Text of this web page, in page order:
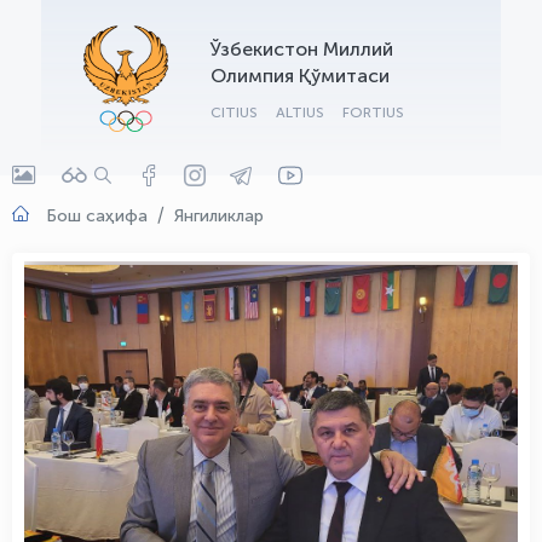
Ўзбекистон Миллий
Олимпия Қўмитаси
CITIUS ALTIUS FORTIUS
Бош саҳифа Янгиликлар
OLYMPCHIK AI - yordamchi
Онлайн · olympic.uz